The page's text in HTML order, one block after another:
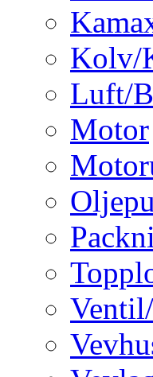
Kolv/
Luft/
Motor